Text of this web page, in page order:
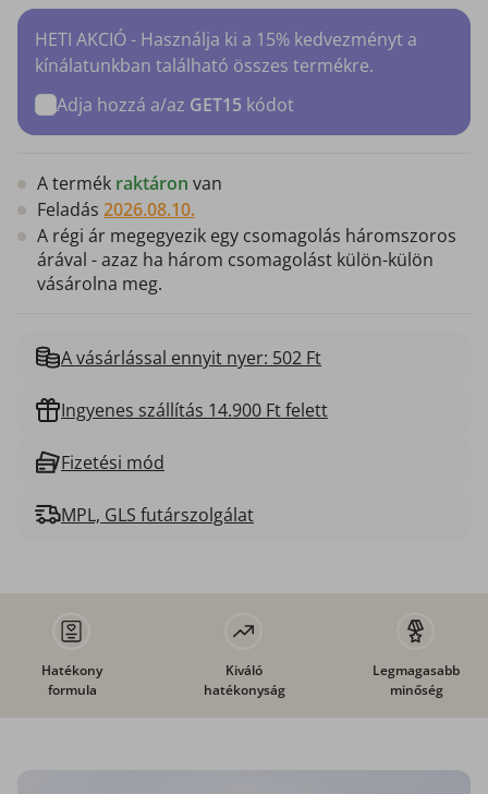
HETI AKCIÓ - Használja ki a 15% kedvezményt a
kínálatunkban található összes termékre.
Adja hozzá a/az GET15 kódot
A termék raktáron van
Feladás 2026.08.10.
A régi ár megegyezik egy csomagolás háromszoros
árával - azaz ha három csomagolást külön-külön
vásárolna meg.
A vásárlással ennyit nyer: 502 Ft
Ingyenes szállítás 14.900 Ft felett
Fizetési mód
MPL, GLS futárszolgálat
Hatékony
formula
Kiváló
hatékonyság
Legmagasabb
minőség